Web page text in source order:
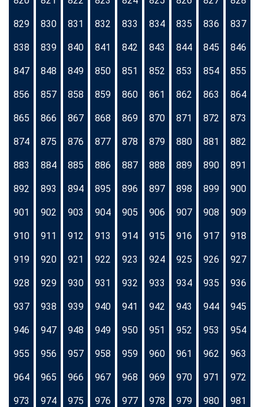
829 830 831 832 833 834 835 836 837
838 839 840 841 842 843 844 845 846
847 848 849 850 851 852 853 854 855
856 857 858 859 860 861 862 863 864
865 866 867 868 869 870 871 872 873
874 875 876 877 878 879 880 881 882
883 884 885 886 887 888 889 890 891
892 893 894 895 896 897 898 899 900
901 902 903 904 905 906 907 908 909
910 911 912 913 914 915 916 917 918
919 920 921 922 923 924 925 926 927
928 929 930 931 932 933 934 935 936
937 938 939 940 941 942 943 944 945
946 947 948 949 950 951 952 953 954
955 956 957 958 959 960 961 962 963
964 965 966 967 968 969 970 971 972
973 974 975 976 977 978 979 980 981